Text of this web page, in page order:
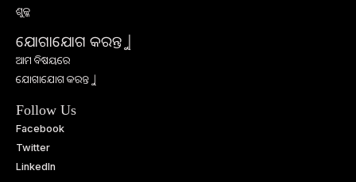
ଶୁଳ୍କ
ଯୋଗାଯୋଗ କରନ୍ତୁ |
ଆମ ବିଷୟରେ
ଯୋଗାଯୋଗ କରନ୍ତୁ |
Follow Us
Facebook
Twitter
LinkedIn